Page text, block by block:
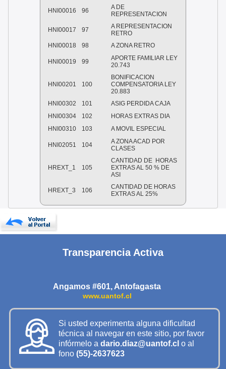
HNI00016 96
A DE
REPRESENTACION
HNI00017 97
A REPRESENTACION
RETRO
HNI00018
98 A ZONA RETRO
HNI00019 99
APORTE FAMILIAR LEY
20.743
HNI00201 100
BONIFICACION
COMPENSATORIA LEY
20.883
HNI00302
101
ASIG PERDIDA CAJA
HNI00304
102
HORAS EXTRAS DIA
HNI00310
103 A MOVIL ESPECIAL
HNI02051 104
A ZONA ACAD POR
CLASES
HREXT_1 105
CANTIDAD DE HORAS
EXTRAS AL 50 % DE
ASI
HREXT_3 106
CANTIDAD DE HORAS
EXTRAS AL 25%
Transparencia Activa
Angamos #601, Antofagasta
www.uantof.cl
Si usted experimenta alguna dificultad
técnica al navegar en este sitio, por favor
infórmelo a dario.diaz@uantof.cl o al
fono (55)-2637623